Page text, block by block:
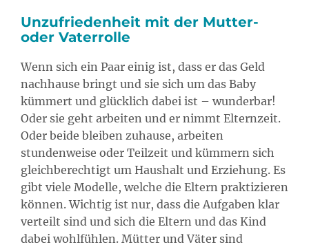
Unzufriedenheit mit der Mutter-
oder Vaterrolle
Wenn sich ein Paar einig ist, dass er das Geld
nachhause bringt und sie sich um das Baby
kümmert und glücklich dabei ist – wunderbar!
Oder sie geht arbeiten und er nimmt Elternzeit.
Oder beide bleiben zuhause, arbeiten
stundenweise oder Teilzeit und kümmern sich
gleichberechtigt um Haushalt und Erziehung. Es
gibt viele Modelle, welche die Eltern praktizieren
können. Wichtig ist nur, dass die Aufgaben klar
verteilt sind und sich die Eltern und das Kind
dabei wohlfühlen. Mütter und Väter sind